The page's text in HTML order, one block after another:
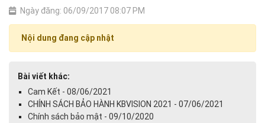
Ngày đăng: 06/09/2017 08:07 PM
Nội dung đang cập nhật
Bài viết khác:
Cam Kết - 08/06/2021
CHÍNH SÁCH BẢO HÀNH KBVISION 2021 - 07/06/2021
Chính sách bảo mật - 09/10/2020